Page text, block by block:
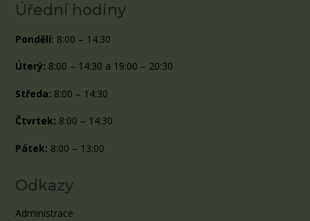
Úřední hodiny
Pondělí: 8:00 – 14:30
Úterý: 8:00 – 14:30 a 19:00 – 20:30
Středa: 8:00 – 14:30
Čtvrtek: 8:00 – 14:30
Pátek: 8:00 – 13:00
Odkazy
Administrace